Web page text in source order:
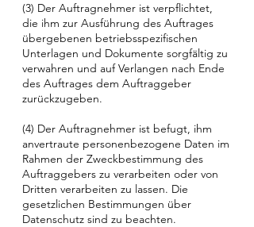
(3) Der Auftragnehmer ist verpflichtet,
die ihm zur Ausführung des Auftrages
übergebenen betriebsspezifischen
Unterlagen und Dokumente sorgfältig zu
verwahren und auf Verlangen nach Ende
des Auftrages dem Auftraggeber
zurückzugeben.
(4) Der Auftragnehmer ist befugt, ihm
anvertraute personenbezogene Daten im
Rahmen der Zweckbestimmung des
Auftraggebers zu verarbeiten oder von
Dritten verarbeiten zu lassen. Die
gesetzlichen Bestimmungen über
Datenschutz sind zu beachten.